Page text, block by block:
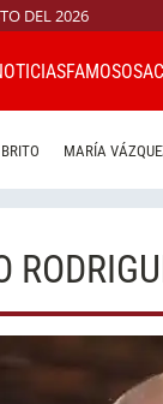
DEL 2026
FAMOSOS
MARÍA